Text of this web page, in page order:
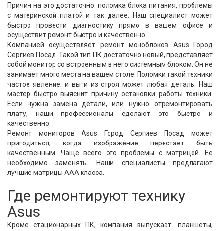
Причин на это достаточно: поломка блока питания, проблемы
с материнской платой и так далее. Наш специалист может
быстро провести диагностику прямо в вашем офисе и
осуществит ремонт быстро и качественно.
Компанией осуществляет ремонт моноблоков Asus Город
Сергиев Посад. Такой тип ПК достаточно новый, представляет
собой монитор со встроенным в него системным блоком. Он не
занимает много места на вашем столе. Поломки такой техники
частое явление, и выти из строя может любая деталь. Наш
мастер быстро выяснит причину остановки работы техники.
Если нужна замена детали, или нужно отремонтировать
плату, наши профессионалы сделают это быстро и
качественно.
Ремонт мониторов Asus Город Сергиев Посад может
пригодиться, когда изображение перестает быть
качественным. Чаще всего это проблемы с матрицей. Ее
необходимо заменять. Наши специалисты предлагают
лучшие матрицы ААА класса.
Где ремонтируют технику
Asus
Кроме стационарных ПК, компания выпускает: планшеты,